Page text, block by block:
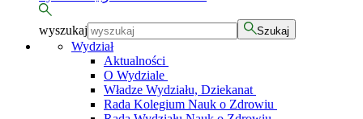
wyszukaj Szukaj
Wydział
Aktualności
O Wydziale
Władze Wydziału, Dziekanat
Rada Kolegium Nauk o Zdrowiu